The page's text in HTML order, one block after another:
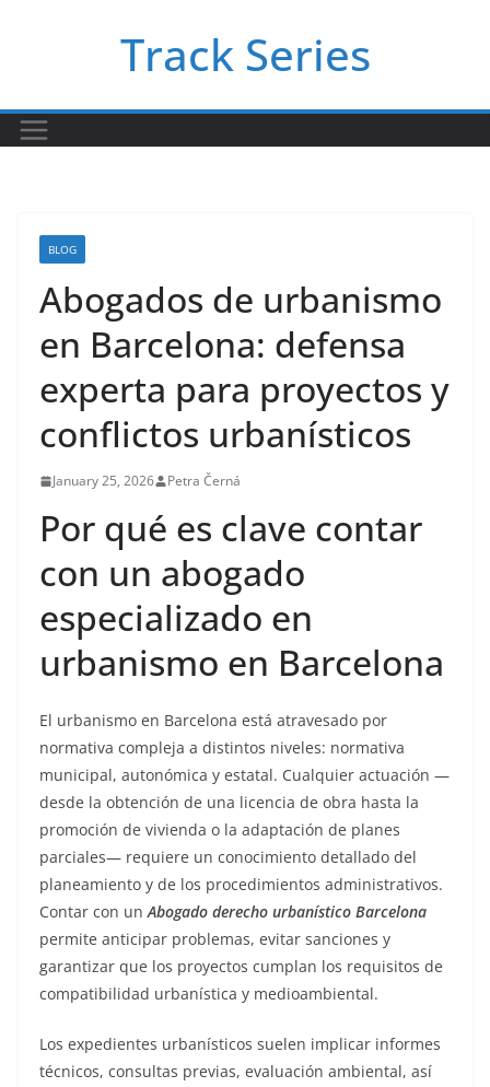
Track Series
BLOG
Abogados de urbanismo
en Barcelona: defensa
experta para proyectos y
conflictos urbanísticos
January 25, 2026 Petra Černá
Por qué es clave contar
con un abogado
especializado en
urbanismo en Barcelona
El urbanismo en Barcelona está atravesado por
normativa compleja a distintos niveles: normativa
municipal, autonómica y estatal. Cualquier actuación —
desde la obtención de una licencia de obra hasta la
promoción de vivienda o la adaptación de planes
parciales— requiere un conocimiento detallado del
planeamiento y de los procedimientos administrativos.
Contar con unAbogado derecho urbanístico Barcelona
permite anticipar problemas, evitar sanciones y
garantizar que los proyectos cumplan los requisitos de
compatibilidad urbanística y medioambiental.
Los expedientes urbanísticos suelen implicar informes
técnicos, consultas previas, evaluación ambiental, así